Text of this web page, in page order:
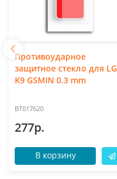
Противоударное
защитное стекло для LG
K9 GSMIN 0.3 mm
BT017620
277р.
В корзину